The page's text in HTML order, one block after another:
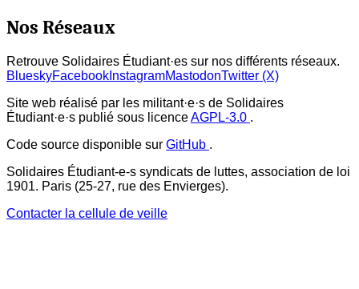
Nos Réseaux
Retrouve Solidaires Étudiant·es sur nos différents réseaux.
BlueskyFacebook InstagramMastodonTwitter (X)
Site web réalisé par les militant·e·s de Solidaires
Étudiant·e·s publié sous licenceAGPL-3.0 .
Code source disponible sur GitHub .
Solidaires Étudiant-e-s syndicats de luttes, association de loi
1901. Paris (25-27, rue des Envierges).
Contacter la cellule de veille